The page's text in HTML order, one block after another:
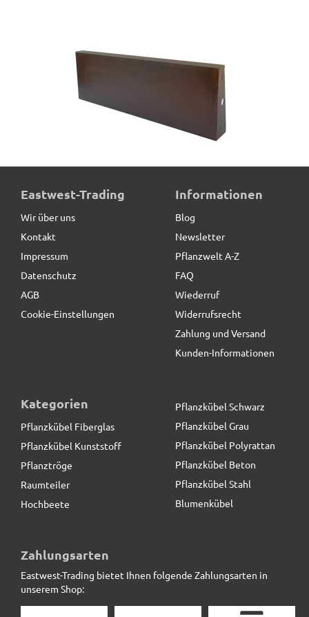
Beeteinfassung VERDURA aus Cortenstahl,
76,00 € *statt
Längsstücke
65,50 € *
Eastwest-Trading
Wir über uns
Kontakt
Impressum
Datenschutz
AGB
Cookie-Einstellungen
Informationen
Blog
Newsletter
Pflanzwelt A-Z
FAQ
Wiederruf
Widerrufsrecht
Zahlung und Versand
Kunden-Informationen
Kategorien
Pflanzkübel Fiberglas
Pflanzkübel Kunststoff
Pflanztröge
Raumteiler
Hochbeete
Pflanzkübel Schwarz
Pflanzkübel Grau
Pflanzkübel Polyrattan
Pflanzkübel Beton
Pflanzkübel Stahl
Blumenkübel
Zahlungsarten
Eastwest-Trading bietet Ihnen folgende Zahlungsarten in
unserem Shop: